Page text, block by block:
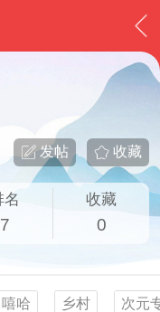
收藏
发帖
名
7
收藏
0
嘻哈 乡村 次元